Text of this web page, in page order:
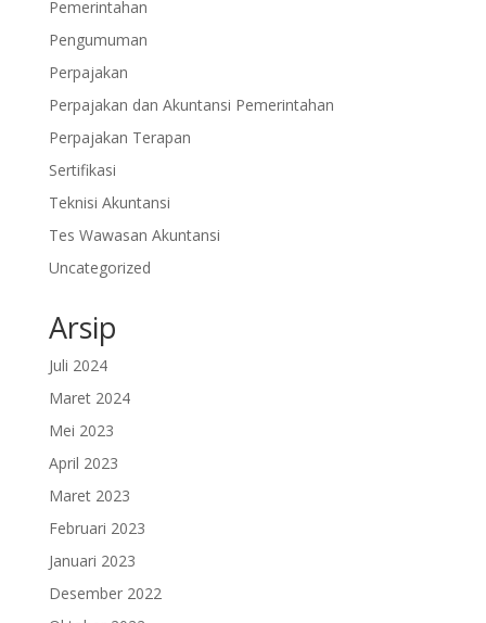
Pemerintahan
Pengumuman
Perpajakan
Perpajakan dan Akuntansi Pemerintahan
Perpajakan Terapan
Sertifikasi
Teknisi Akuntansi
Tes Wawasan Akuntansi
Uncategorized
Arsip
Juli 2024
Maret 2024
Mei 2023
April 2023
Maret 2023
Februari 2023
Januari 2023
Desember 2022